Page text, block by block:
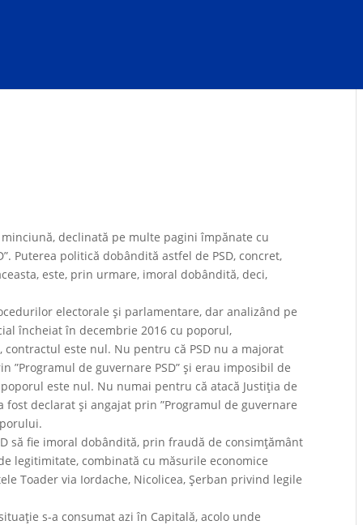
declinată pe multe pagini împănate cu
Puterea politică dobândită astfel de PSD, concret,
este, prin urmare, imoral dobândită, deci,
electorale şi parlamentare, dar analizând pe
încheiat în decembrie 2016 cu poporul,
este nul. Nu pentru că PSD nu a majorat
de guvernare PSD” şi erau imposibil de
este nul. Nu numai pentru că atacă Justiţia de
declarat şi angajat prin ”Programul de guvernare
să fie imoral dobândită, prin fraudă de consimţământ
legitimitate, combinată cu măsurile economice
Toader via Iordache, Nicolicea, Şerban privind legile
s-a consumat azi în Capitală, acolo unde